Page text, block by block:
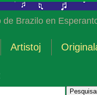
de Brazilo en
Artistoj